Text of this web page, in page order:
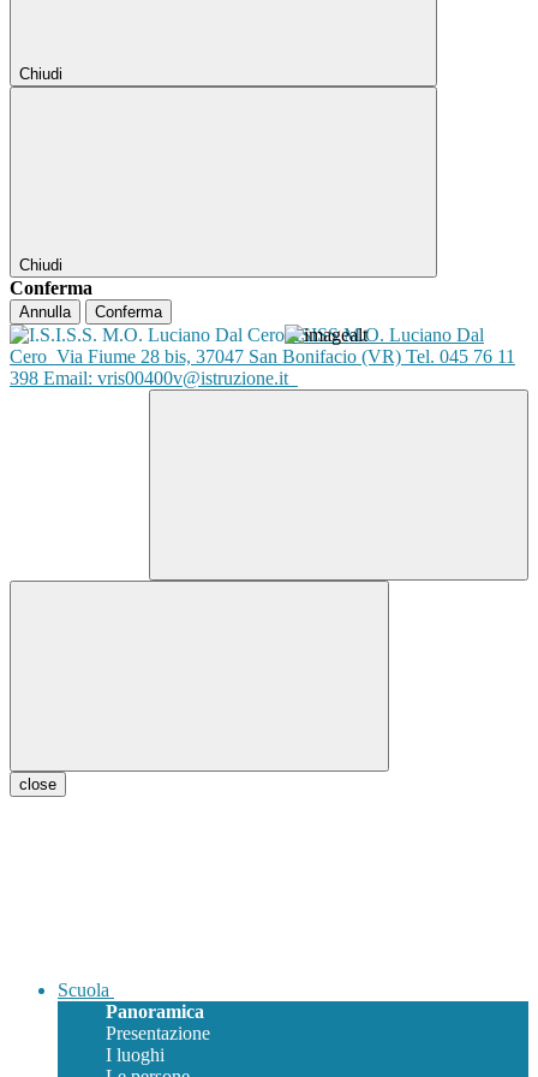
Chiudi
Chiudi
Conferma
Annulla Conferma
ISISS M.O. Luciano Dal
Cero Via Fiume 28 bis, 37047 San Bonifacio (VR) Tel. 045 76 11
398 Email: vris00400v@istruzione.it
close
Scuola
Panoramica
Presentazione
I luoghi